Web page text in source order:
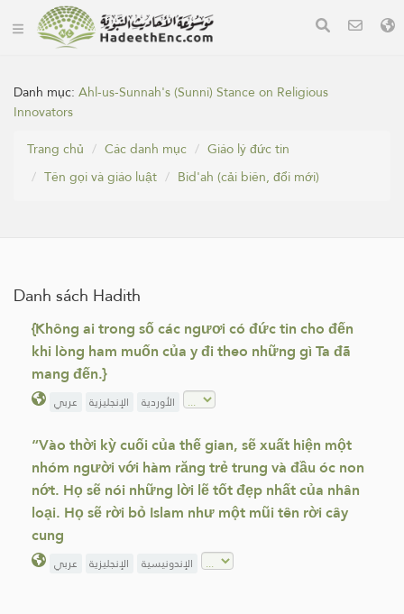
Danh mục:Ahl-us-Sunnah's (Sunni) Stance on Religious
Innovators
Trang chủ
Các danh mục
Giáo lý đức tin
Tên gọi và giáo luật
Bid'ah (cải biên, đổi mới)
Danh sách Hadith
{Không ai trong số các ngươi có đức tin cho đến
khi lòng ham muốn của y đi theo những gì Ta đã
mang đến.}
عربي الإنجليزية الأوردية
“Vào thời kỳ cuối của thế gian, sẽ xuất hiện một
nhóm người với hàm răng trẻ trung và đầu óc non
nớt. Họ sẽ nói những lời lẽ tốt đẹp nhất của nhân
loại. Họ sẽ rời bỏ Islam như một mũi tên rời cây
cung
عربي الإنجليزية الإندونيسية